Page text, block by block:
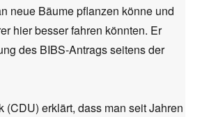
neue Bäume pflanzen könne und
hier besser fahren könnten. Er
des BIBS-Antrags seitens der
(CDU) erklärt, dass man seit Jahren